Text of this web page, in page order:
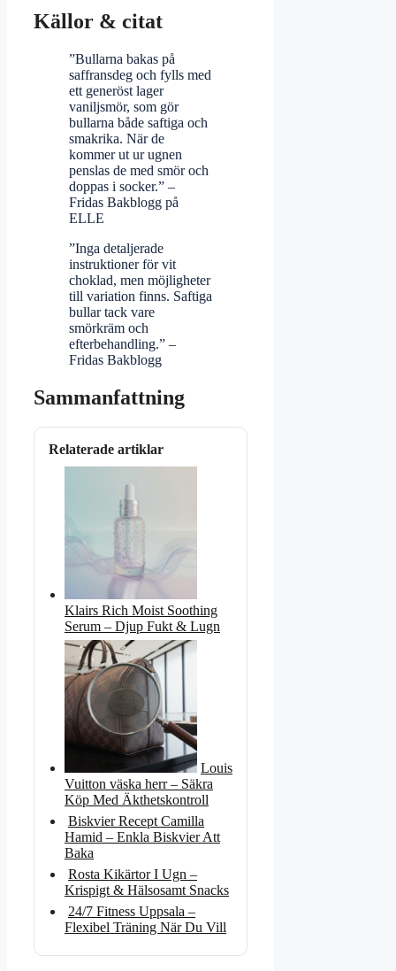
Källor & citat
”Bullarna bakas på
saffransdeg och fylls med
ett generöst lager
vaniljsmör, som gör
bullarna både saftiga och
smakrika. När de
kommer ut ur ugnen
penslas de med smör och
doppas i socker.” –
Fridas Bakblogg på
ELLE
”Inga detaljerade
instruktioner för vit
choklad, men möjligheter
till variation finns. Saftiga
bullar tack vare
smörkräm och
efterbehandling.” –
Fridas Bakblogg
Sammanfattning
Relaterade artiklar
Klairs Rich Moist Soothing
Serum – Djup Fukt & Lugn
Louis
Vuitton väska herr – Säkra
Köp Med Äkthetskontroll
Biskvier Recept Camilla
Hamid – Enkla Biskvier Att
Baka
Rosta Kikärtor I Ugn –
Krispigt & Hälsosamt Snacks
24/7 Fitness Uppsala –
Flexibel Träning När Du Vill